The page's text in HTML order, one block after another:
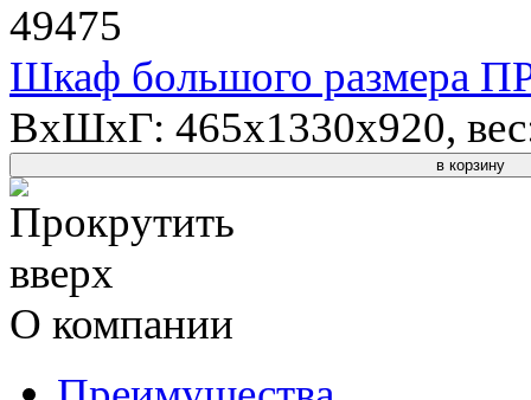
49475
Шкаф большого размера
ВхШхГ: 465x1330x920,
в корзину
О компании